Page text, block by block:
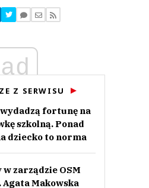
komentarzy
komentarze
Anuluj
ad
Z SERWISU
fortunę na
szkolną. Ponad
dziecko to norma
w zarządzie OSM
Agata Makowska